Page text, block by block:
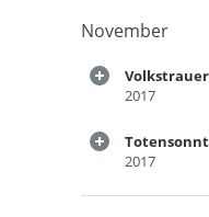
November
2017
2017